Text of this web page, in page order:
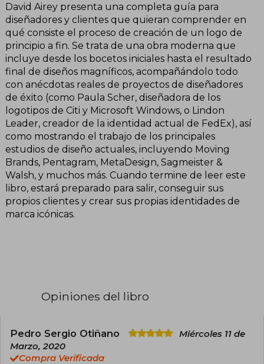
David Airey presenta una completa guía para
diseñadores y clientes que quieran comprender en
qué consiste el proceso de creación de un logo de
principio a fin. Se trata de una obra moderna que
incluye desde los bocetos iniciales hasta el resultado
final de diseños magníficos, acompañándolo todo
con anécdotas reales de proyectos de diseñadores
de éxito (como Paula Scher, diseñadora de los
logotipos de Citi y Microsoft Windows, o Lindon
Leader, creador de la identidad actual de FedEx), así
como mostrando el trabajo de los principales
estudios de diseño actuales, incluyendo Moving
Brands, Pentagram, MetaDesign, Sagmeister &
Walsh, y muchos más. Cuando termine de leer este
libro, estará preparado para salir, conseguir sus
propios clientes y crear sus propias identidades de
marca icónicas.
Opiniones del libro
Pedro Sergio Otiñano
Miércoles 11 de
Marzo, 2020
Compra Verificada